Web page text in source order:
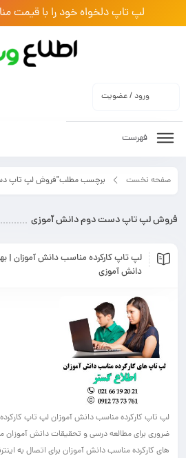
لپ تاپ دلخواه خود را با قیمت
ورود / عضویت
فهرست
صفحه نخست برچسب مطلب"فروش لپ تاپ
فروش لپ تاپ دست دوم دانش آموزی
لپ تاپ کارکرده مناسب دانش آموزان
دانش آموزی
لپ تاپ کارکرده مناسب دانش آموزان لپ تاپ
ضروری برای مطالعه درسی و تحقیقات دانش
های کارکرده مناسب دانش آموزان برای اتصال به